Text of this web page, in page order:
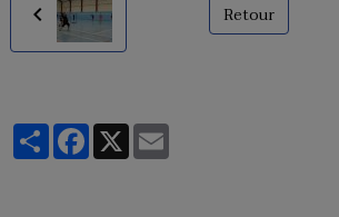
Retour
PartagerFacebook
X